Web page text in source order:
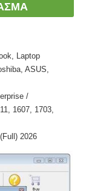
Laptop
ASUS,
/
1607, 1703,
2026